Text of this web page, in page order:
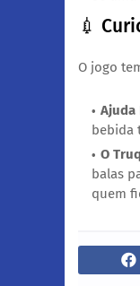
​💉
​O jogo
Ajuda
bebida
O
balas
quem